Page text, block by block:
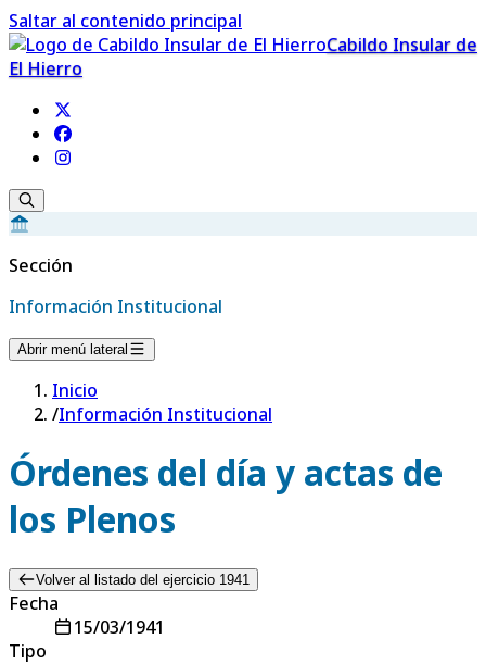
Saltar al contenido principal
Cabildo Insular de
El Hierro
Sección
Información Institucional
Abrir menú lateral
Inicio
/Información Institucional
Órdenes del día y actas de
los Plenos
Volver al listado del ejercicio 1941
Fecha
15/03/1941
Tipo